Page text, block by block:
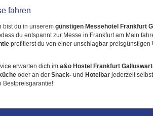
fahren
bist du in unserem günstigen Messehotel Frankfurt
du entspannt zur Messe in Frankfurt am Main
profitierst du von einer unschlagbar preisgünstigen
erwarten dich im a&o Hostel Frankfurt
oder an der Snack- und Hotelbar jederzeit
Bestpreisgarantie!